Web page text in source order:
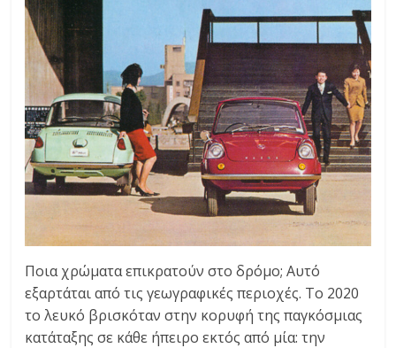
Ποια χρώματα επικρατούν στο δρόμο; Αυτό
εξαρτάται από τις γεωγραφικές περιοχές. Το 2020
το λευκό βρισκόταν στην κορυφή της παγκόσμιας
κατάταξης σε κάθε ήπειρο εκτός από μία: την